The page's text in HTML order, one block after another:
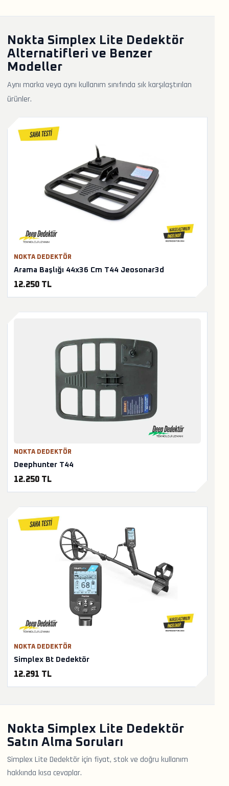
Nokta Simplex Lite Dedektör
Alternatifleri ve Benzer
Modeller
Aynı marka veya aynı kullanım sınıfında sık karşılaştırılan
ürünler.
NOKTA DEDEKTÖR
Arama Başlığı 44x36 Cm T44 Jeosonar3d
12.250 TL
NOKTA DEDEKTÖR
Deephunter T44
12.250 TL
NOKTA DEDEKTÖR
Simplex Bt Dedektör
12.291 TL
Nokta Simplex Lite Dedektör
Satın Alma Soruları
Simplex Lite Dedektör için fiyat, stok ve doğru kullanım
hakkında kısa cevaplar.